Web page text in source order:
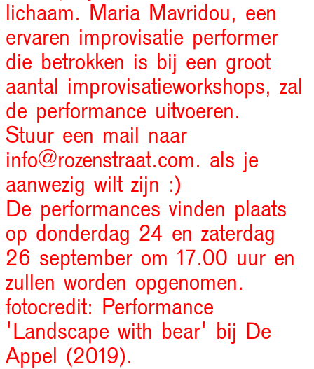
lichaam. Maria Mavridou, een
ervaren improvisatie performer
die betrokken is bij een groot
aantal improvisatieworkshops, zal
de performance uitvoeren.
Stuur een mail naar
info@rozenstraat.com. als je
aanwezig wilt zijn :)
De performances vinden plaats
op donderdag 24 en zaterdag
26 september om 17.00 uur en
zullen worden opgenomen.
fotocredit: Performance
'Landscape with bear' bij De
Appel (2019).